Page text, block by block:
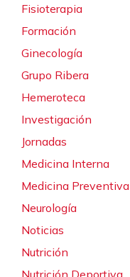
Fisioterapia
Formación
Ginecología
Grupo Ribera
Hemeroteca
Investigación
Jornadas
Medicina Interna
Medicina Preventiva
Neurología
Noticias
Nutrición
Nutrición Deportiva